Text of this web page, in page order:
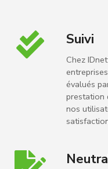
Suivi
Chez
évalués
prestation
nos